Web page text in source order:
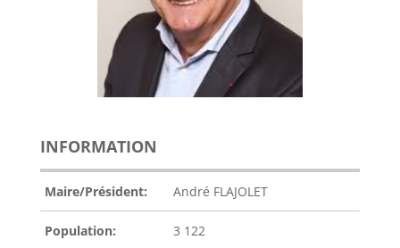
INFORMATION
Maire/Président: André FLAJOLET
Population: 3 122